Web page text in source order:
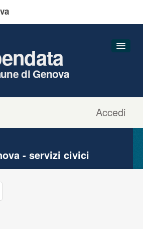
Accedi
di Genova
- servizi civici